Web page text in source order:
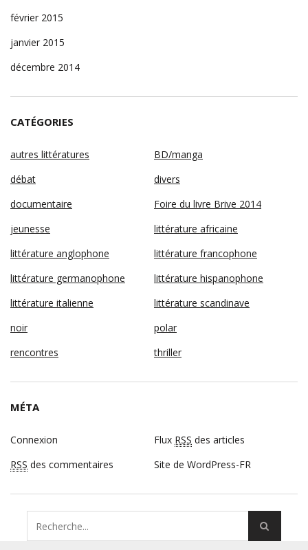
février 2015
janvier 2015
décembre 2014
CATÉGORIES
autres littératures
BD/manga
débat
divers
documentaire
Foire du livre Brive 2014
jeunesse
littérature africaine
littérature anglophone
littérature francophone
littérature germanophone
littérature hispanophone
littérature italienne
littérature scandinave
noir
polar
rencontres
thriller
MÉTA
Connexion Flux RSS des articles
RSS des commentaires Site de WordPress-FR